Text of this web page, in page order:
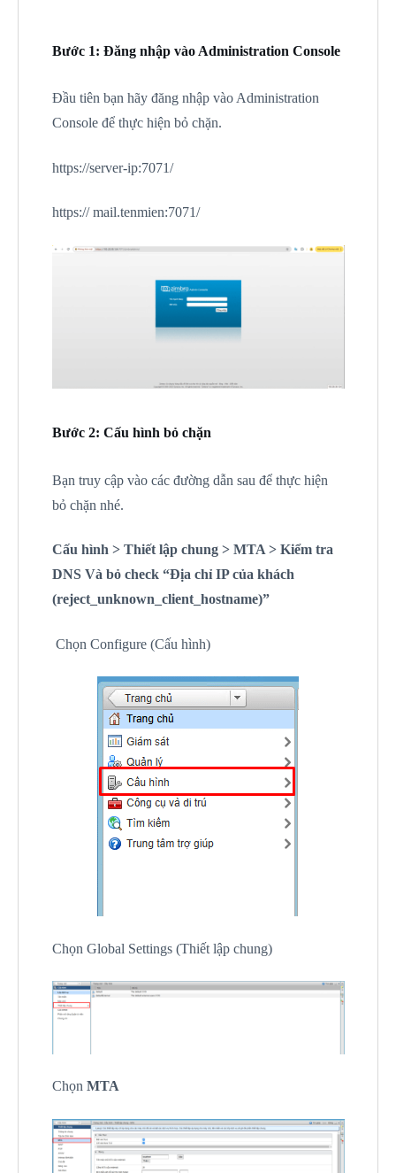
Bước 1: Đăng nhập vào Administration Console
Đầu tiên bạn hãy đăng nhập vào Administration
Console để thực hiện bỏ chặn.
https://server-ip:7071/
https:// mail.tenmien:7071/
Bước 2: Cấu hình bỏ chặn
Bạn truy cập vào các đường dẫn sau để thực hiện
bỏ chặn nhé.
Cấu hình > Thiết lập chung > MTA > Kiểm tra
DNS Và bỏ check “Địa chỉ IP của khách
(reject_unknown_client_hostname)”
Chọn Configure (Cấu hình)
Chọn Global Settings (Thiết lập chung)
Chọn MTA